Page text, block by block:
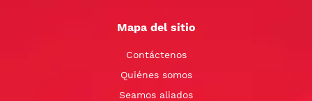
Mapa del sitio
Contáctenos
Quiénes somos
Seamos aliados